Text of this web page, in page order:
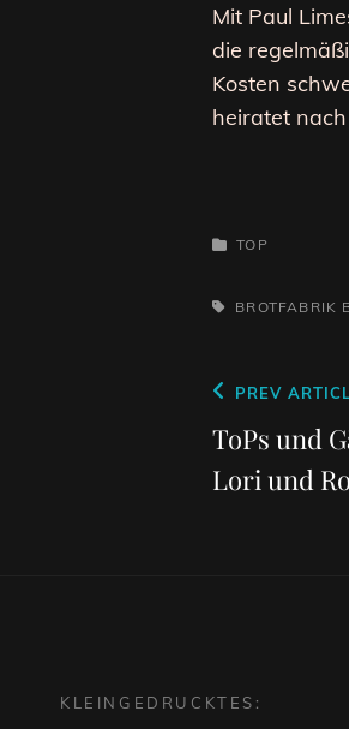
Mit Paul
die
Kosten
heiratet
CATEGORIES
TOP
TAGS,BROTFABRIK
Previous
Post
PREV
ToPs und
Lori und
KLEINGEDRUCKTES: